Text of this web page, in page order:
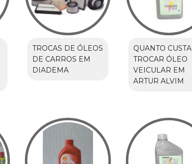
TROCAS DE ÓLEOS
DE CARROS EM
DIADEMA
QUANTO CUSTA
TROCAR ÓLEO
VEICULAR EM
ARTUR ALVIM